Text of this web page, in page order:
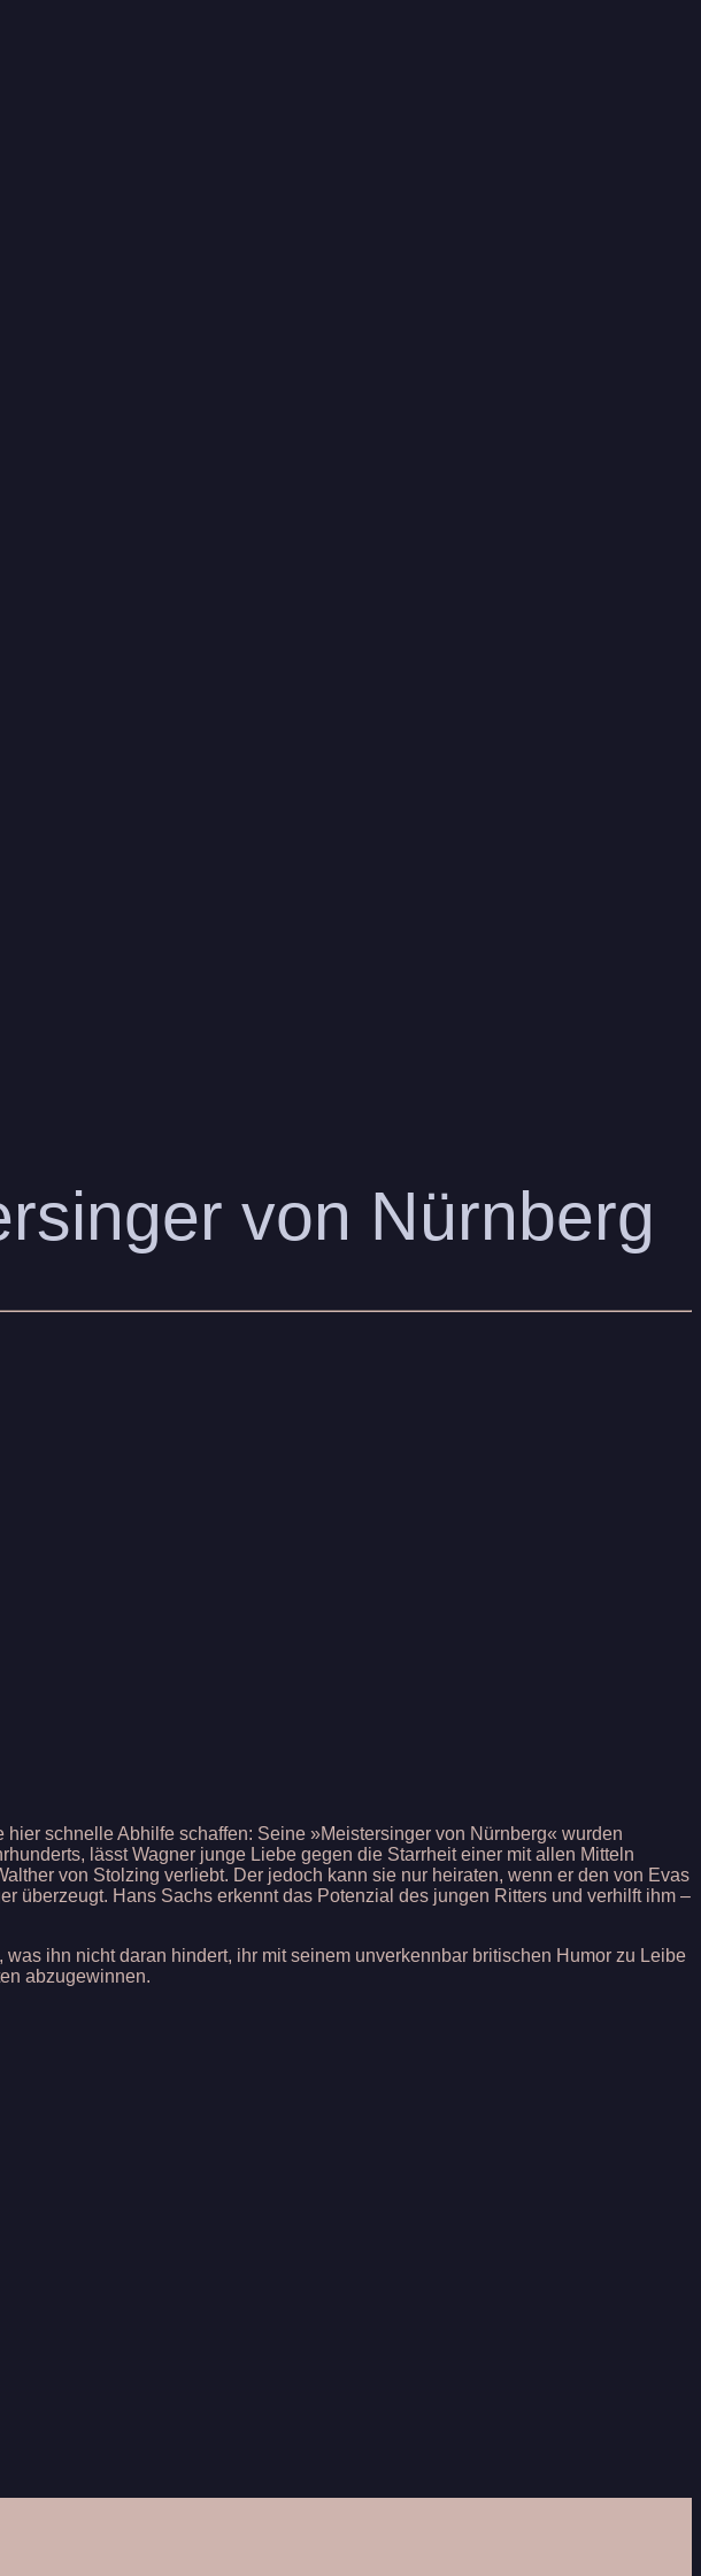
von Nürnberg
schnelle Abhilfe schaffen: Seine »Meistersinger von Nürnberg« wurden
lässt Wagner junge Liebe gegen die Starrheit einer mit allen Mitteln
von Stolzing verliebt. Der jedoch kann sie nur heiraten, wenn er den von Evas
überzeugt. Hans Sachs erkennt das Potenzial des jungen Ritters und verhilft ihm –
ihn nicht daran hindert, ihr mit seinem unverkennbar britischen Humor zu Leibe
abzugewinnen.